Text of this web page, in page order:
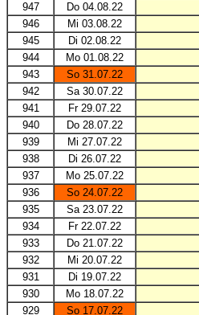
947
Do 04.08.22
946
Mi 03.08.22
945
Di 02.08.22
944
Mo 01.08.22
943
So 31.07.22
942
Sa 30.07.22
941
Fr 29.07.22
940
Do 28.07.22
939
Mi 27.07.22
938
Di 26.07.22
937
Mo 25.07.22
936
So 24.07.22
935
Sa 23.07.22
934
Fr 22.07.22
933
Do 21.07.22
932
Mi 20.07.22
931
Di 19.07.22
930
Mo 18.07.22
929
So 17.07.22